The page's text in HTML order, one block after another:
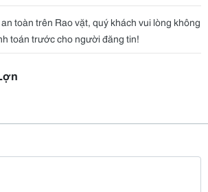
toàn trên Rao vặt, quý khách vui lòng không
toán trước cho người đăng tin!